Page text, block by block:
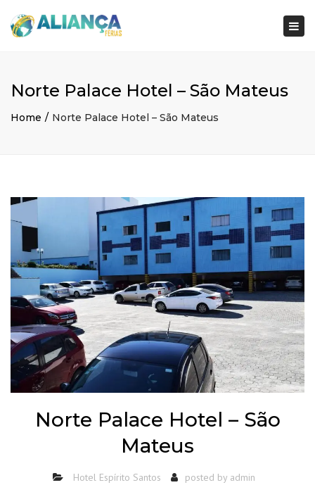
Norte Palace Hotel – São Mateus
Home Norte Palace Hotel – São Mateus
Norte Palace Hotel – São
Mateus
Hotel Espírito Santos posted by admin